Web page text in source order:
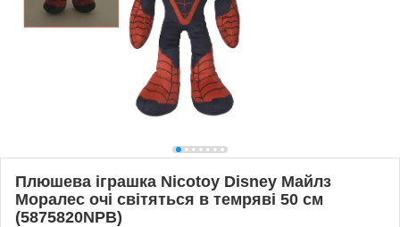
Плюшева іграшка Nicotoy Disney Майлз
Моралес очі світяться в темряві 50 см
(5875820NPB)